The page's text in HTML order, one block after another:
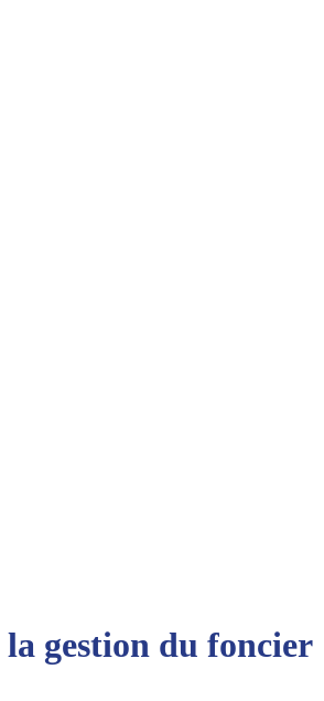
gestion du foncier